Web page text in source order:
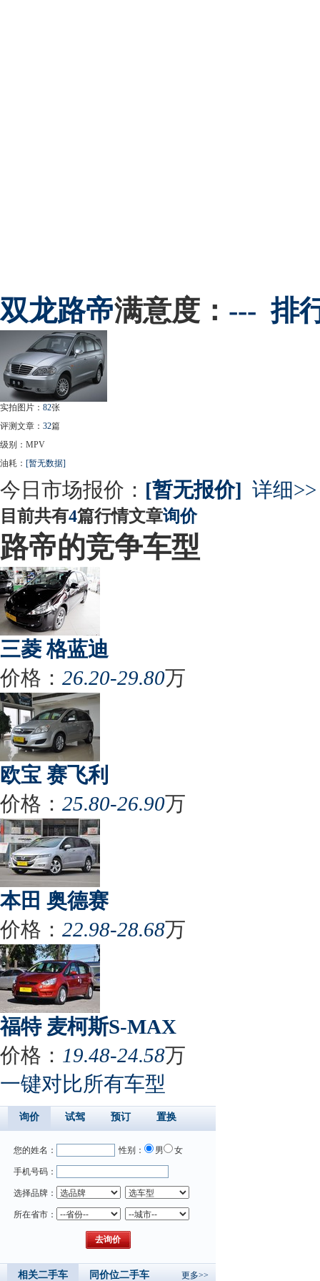
双龙路帝满意度： --- 排
实拍图片： 82张
评测文章： 32篇
级别：MPV
油耗： [暂无数据]
今日市场报价： [暂无报价] 详细>>
目前共有4篇行情文章询价
路帝的竞争车型
三菱 格蓝迪
价格： 26.20-29.80万
欧宝 赛飞利
价格： 25.80-26.90万
本田 奥德赛
价格： 22.98-28.68万
福特 麦柯斯S-MAX
价格： 19.48-24.58万
一键对比所有车型
询价 试驾 预订 置换
您的姓名： 性别： 男 女
手机号码：
选择品牌：
所在省市：
相关二手车 同价位二手车 更多>>